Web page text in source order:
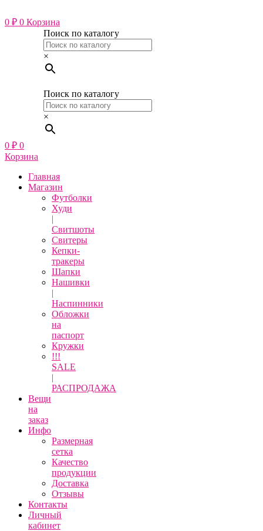
к
содержимому
0 ₽ 0 Корзина
Поиск по каталогу
×
Поиск по каталогу
×
0 ₽ 0
Корзина
Главная
Магазин
Футболки
Худи
|
Свитшоты
Свитеры
Кепки-
тракеры
Шапки
Нашивки
|
Наспинники
Обложки
на
паспорт
Кружки
!!!
SALE
|
РАСПРОДАЖА
Вещи
на
заказ
Инфо
Размерная
сетка
Качество
продукции
Доставка
Отзывы
Контакты
Личный
кабинет